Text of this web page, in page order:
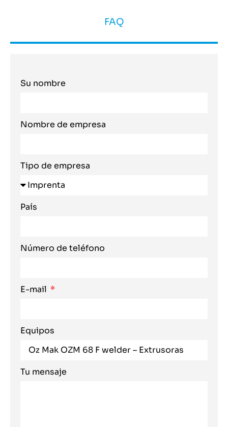
FAQ
Su nombre
Nombre de empresa
Tipo de empresa
País
Número de teléfono
E-mail
Equipos
Tu mensaje